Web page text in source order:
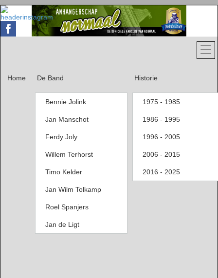
Home De Band
Bennie Jolink
Jan Manschot
Ferdy Joly
Willem Terhorst
Timo Kelder
Jan Wilm Tolkamp
Roel Spanjers
Jan de Ligt
Historie
1975 - 1985
1986 - 1995
1996 - 2005
2006 - 2015
2016 - 2025